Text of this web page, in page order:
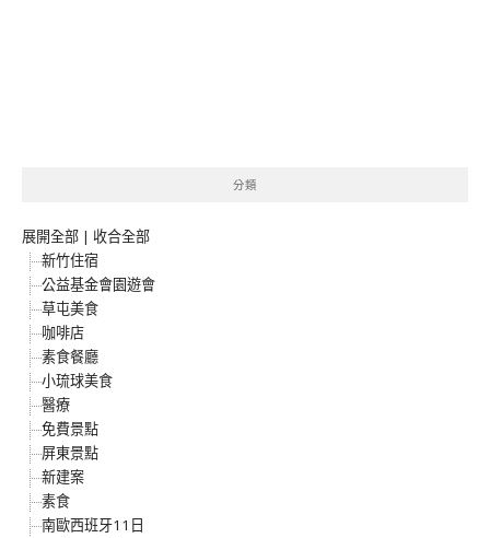
分類
展開全部 | 收合全部
新竹住宿
公益基金會園遊會
草屯美食
咖啡店
素食餐廳
小琉球美食
醫療
免費景點
屏東景點
新建案
素食
南歐西班牙11日